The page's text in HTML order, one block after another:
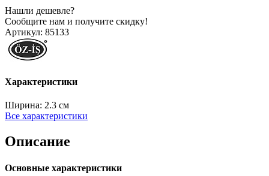
Нашли дешевле?
Сообщите нам и получите скидку!
Артикул: 85133
Характеристики
Ширина: 2.3 см
Все характеристики
Описание
Основные характеристики